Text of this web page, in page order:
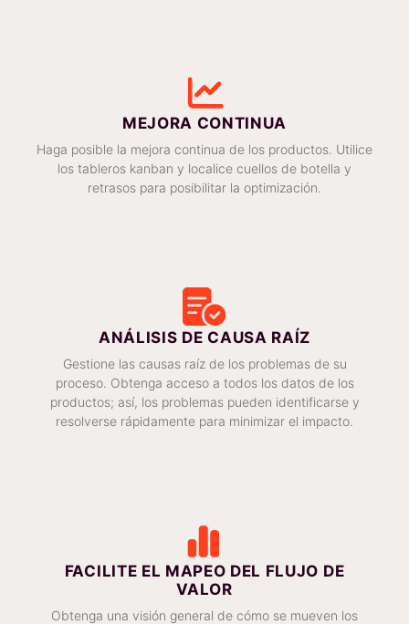
MEJORA CONTINUA
Haga posible la mejora continua de los productos. Utilice
los tableros kanban y localice cuellos de botella y
retrasos para posibilitar la optimización.
ANÁLISIS DE CAUSA RAÍZ
Gestione las causas raíz de los problemas de su
proceso. Obtenga acceso a todos los datos de los
productos; así, los problemas pueden identificarse y
resolverse rápidamente para minimizar el impacto.
FACILITE EL MAPEO DEL FLUJO DE
VALOR
Obtenga una visión general de cómo se mueven los